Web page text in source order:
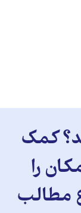
کمک
را
مطالب